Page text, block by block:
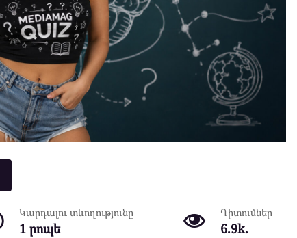
Կարդալու տևողությունը
1 րոպե
Դիտումներ
6.9k.